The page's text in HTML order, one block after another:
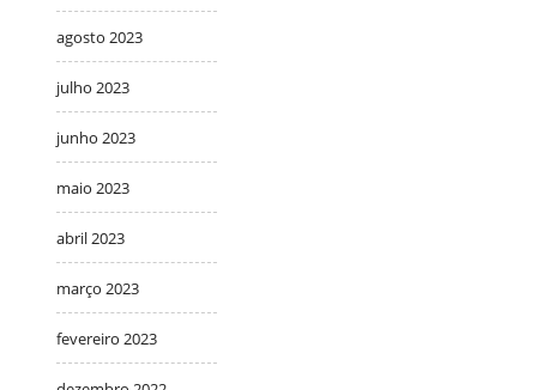
agosto 2023
julho 2023
junho 2023
maio 2023
abril 2023
março 2023
fevereiro 2023